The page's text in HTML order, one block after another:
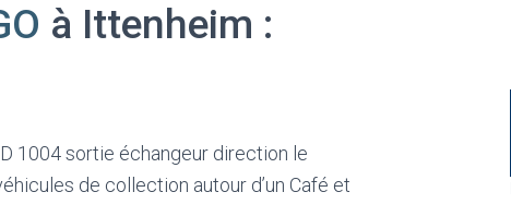
à Ittenheim :
D 1004 sortie échangeur direction le
de collection autour d’un Café et